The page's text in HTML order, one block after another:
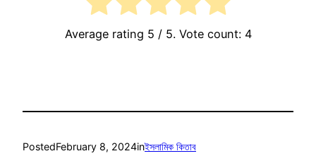
Average rating 5 / 5. Vote count: 4
PostedFebruary 8, 2024inইসলামিক কিতাব